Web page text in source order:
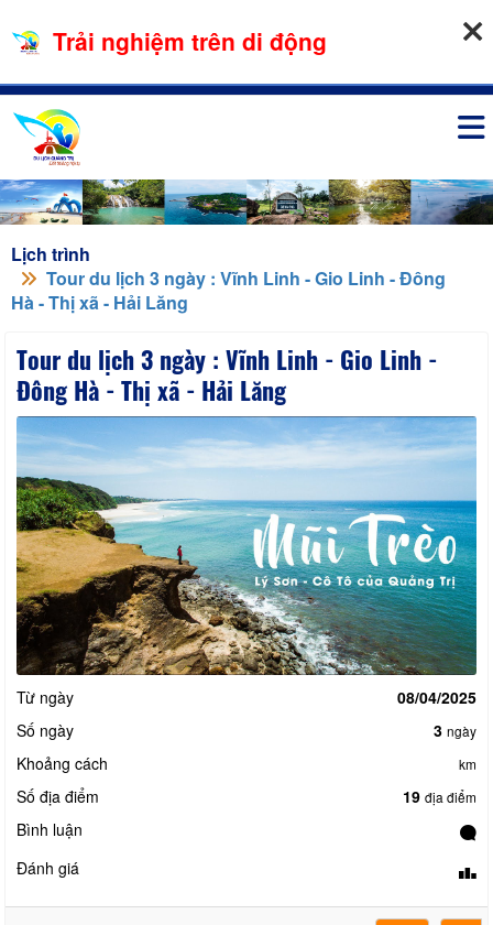
06-08-2026, 01:44:05
Lịch trình
Tour du lịch 3 ngày : Vĩnh Linh - Gio Linh - Đông
Hà - Thị xã - Hải Lăng
Tour du lịch 3 ngày : Vĩnh Linh - Gio Linh -
Đông Hà - Thị xã - Hải Lăng
Từ ngày
08/04/2025
Số ngày
3 ngày
Khoảng cách km
Số địa điểm 19 địa điểm
Bình luận
Đánh giá
Trải nghiệm trên di động